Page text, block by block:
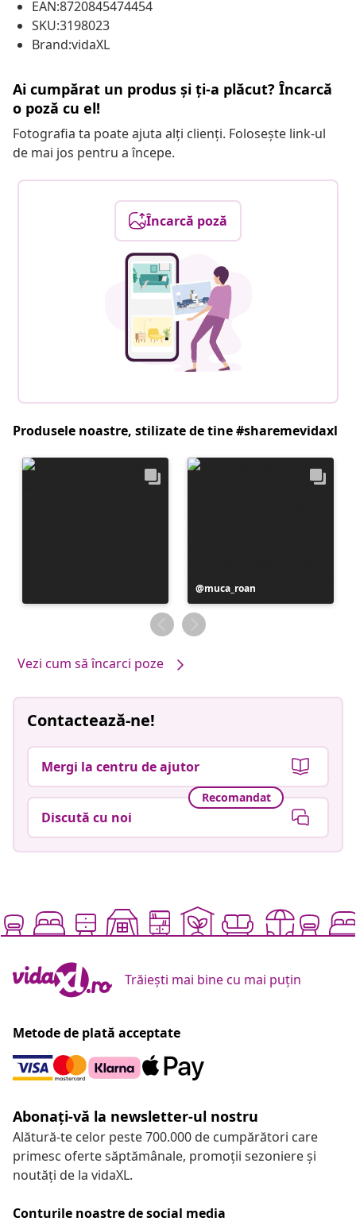
EAN:8720845474454
SKU:3198023
Brand:vidaXL
Ai cumpărat un produs și ți-a plăcut? Încarcă
o poză cu el!
Fotografia ta poate ajuta alți clienți. Folosește link-ul
de mai jos pentru a începe.
Încarcă poză
Produsele noastre, stilizate de tine #sharemevidaxl
Postare
publicată
de
muca_roan
Vezi cum să încarci poze
Contactează-ne!
Mergi la centru de ajutor
Recomandat
Discută cu noi
Trăiești mai bine cu mai puțin
Metode de plată acceptate
Abonați-vă la newsletter-ul nostru
Alătură-te celor peste 700.000 de cumpărători care
primesc oferte săptămânale, promoții sezoniere și
noutăți de la vidaXL.
Conturile noastre de social media